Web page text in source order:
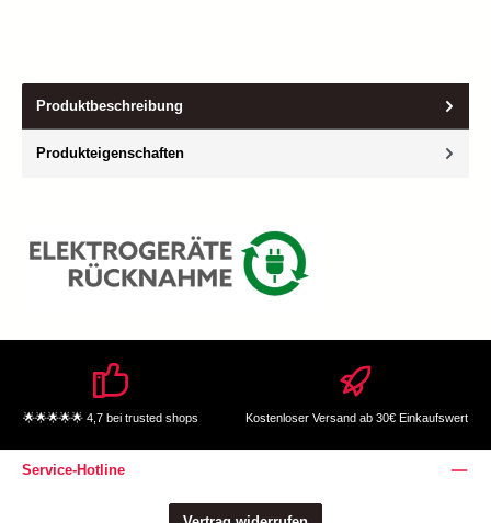
Produktbeschreibung
Produkteigenschaften
🌟🌟🌟🌟🌟 4,7 bei trusted shops Kostenloser Versand ab 30€ Einkaufswert
Service-Hotline